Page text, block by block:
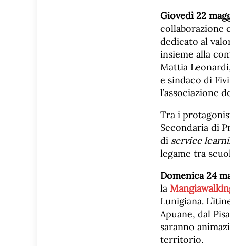
Giovedì 22
collaborazione
dedicato al
insieme alla
Mattia
e sindaco di
l’associazione
Tra i
Secondaria di
di service
legame tra
Domenica 24
la
Lunigiana.
Apuane, dal
saranno
territorio.